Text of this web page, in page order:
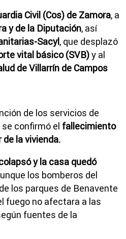
Civil (Cos) de Zamora, a
y de la Diputación, así
Sacyl, que desplazó
vital básico (SVB)y al
de Villarrín de Campos
de los servicios de
confirmó el fallecimiento
la vivienda.
y la casa quedó
los bomberos del
los parques de Benavente
fuego no afectara a las
fuentes de la